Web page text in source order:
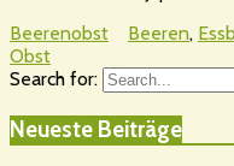
Beerenobst
Beeren,
Obst
Search for:
Neueste Beiträge